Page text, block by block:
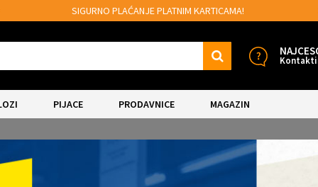
PLAĆANJE PLATNIM KARTICAMA!
PIJACE PRODAVNICE MAGAZIN